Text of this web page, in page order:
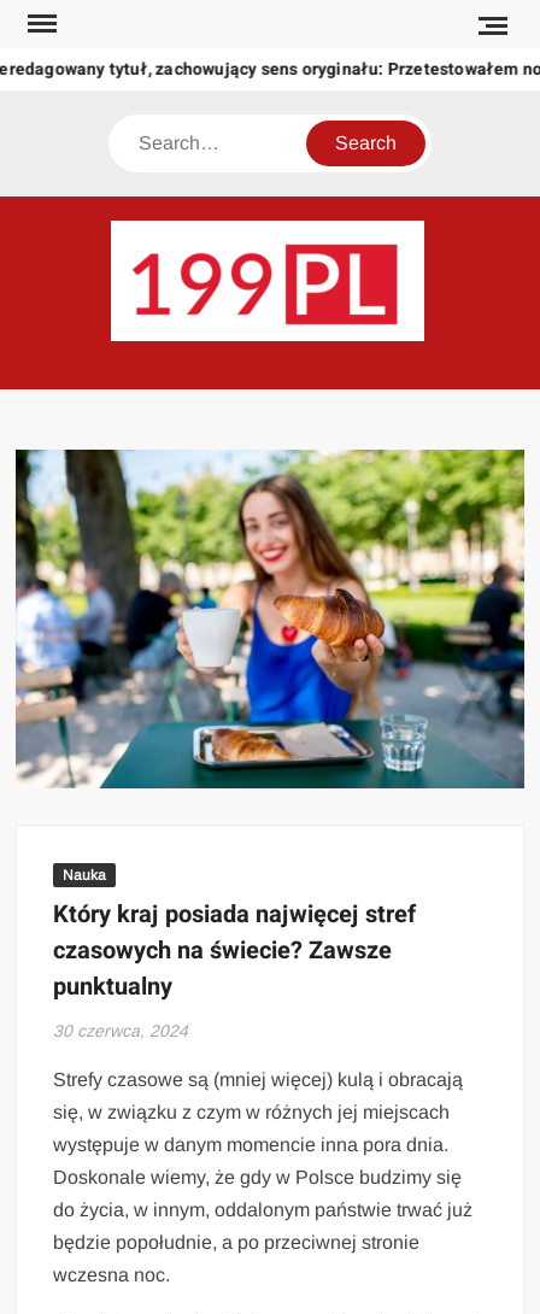
Skip
content
tytuł, zachowujący sens oryginału: Przetestowałem
Search
świat
Nauka
Który kraj posiada najwięcej stref
czasowych na świecie? Zawsze
punktualny
30 czerwca, 2024
Strefy czasowe są (mniej więcej) kulą i obracają
się, w związku z czym w różnych jej miejscach
występuje w danym momencie inna pora dnia.
Doskonale wiemy, że gdy w Polsce budzimy się
do życia, w innym, oddalonym państwie trwać już
będzie popołudnie, a po przeciwnej stronie
wczesna noc.